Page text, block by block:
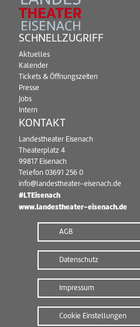
SCHNELLZUGRIFF
Aktuelles
Kalender
Tickets & Öffnungszeiten
Presse
Jobs
Intern
KONTAKT
Landestheater Eisenach
Theaterplatz 4
99817 Eisenach
Telefon 03691 256 0
info@landestheater-eisenach.de
#LTEisenach
www.landestheater-eisenach.de
AGB
Datenschutz
Impressum
Cookie Einstellungen